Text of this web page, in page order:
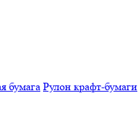
бумага Рулон крафт-бумаги